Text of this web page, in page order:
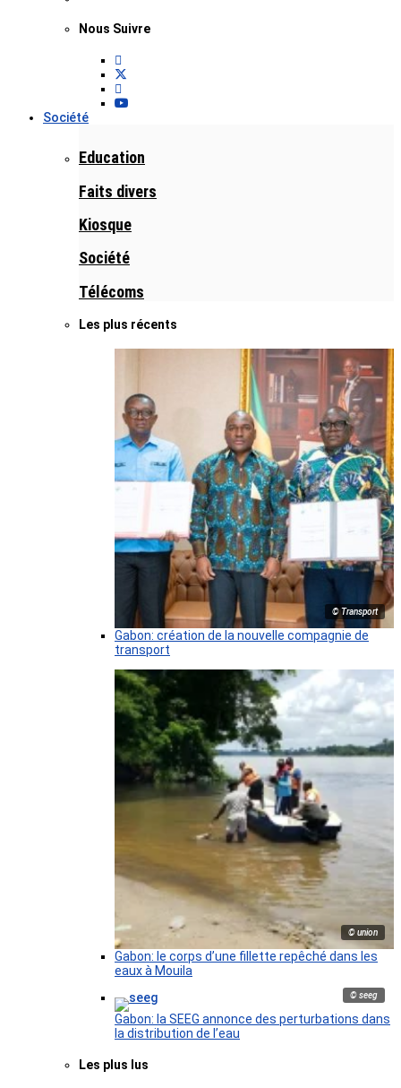
Nous Suivre
Société
Education
Faits divers
Kiosque
Société
Télécoms
Les plus récents
© Transport
Gabon: création de la nouvelle compagnie de
transport
© union
Gabon: le corps d’une fillette repêché dans les
eaux à Mouila
© seeg
Gabon: la SEEG annonce des perturbations dans
la distribution de l’eau
Les plus lus